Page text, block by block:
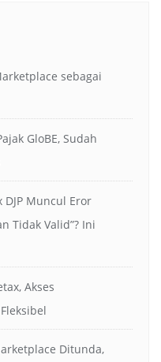
sebagai
GloBE, Sudah
DJP Muncul Eror
Tidak Valid”? Ini
Akses
Ditunda,